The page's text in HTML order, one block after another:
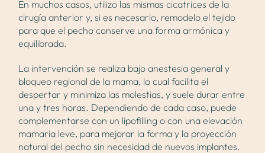
En muchos casos, utilizo las mismas cicatrices de la
cirugía anterior y, si es necesario, remodelo el tejido
para que el pecho conserve una forma armónica y
equilibrada.
La intervención se realiza bajo anestesia general y
bloqueo regional de la mama, lo cual facilita el
despertar y minimiza las molestias, y suele durar entre
una y tres horas. Dependiendo de cada caso, puede
complementarse con un lipofilling o con una elevación
mamaria leve, para mejorar la forma y la proyección
natural del pecho sin necesidad de nuevos implantes.